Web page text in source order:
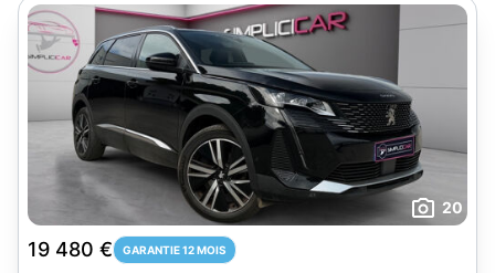
20
19 480 € GARANTIE 12 MOIS